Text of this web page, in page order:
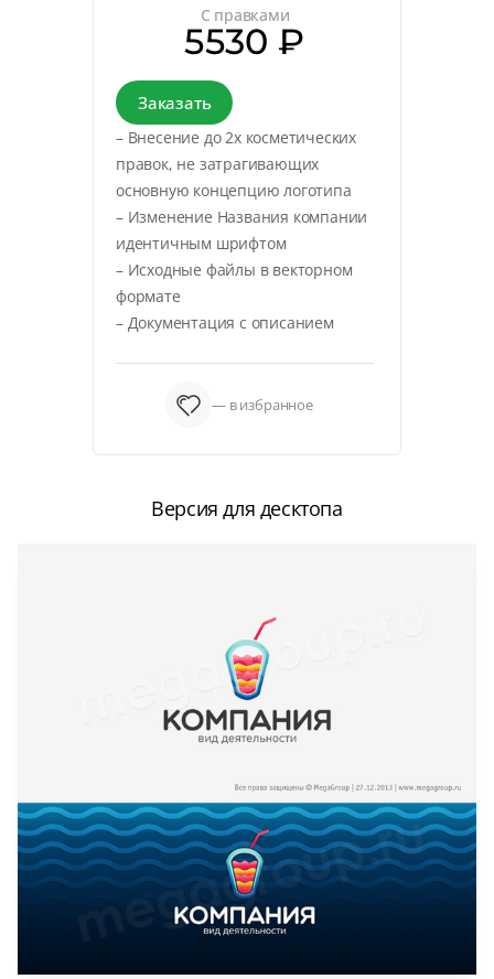
С правками
5530 ₽
Заказать
– Внесение до 2х косметических
правок, не затрагивающих
основную концепцию логотипа
– Изменение Названия компании
идентичным шрифтом
– Исходные файлы в векторном
формате
– Документация с описанием
— в избранное
Версия для десктопа